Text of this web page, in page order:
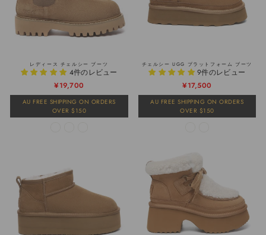
レディース チェルシー ブーツ
4件のレビュー
¥19,700
AU FREE SHIPPING ON ORDERS
OVER $150
チェルシー UGG プラットフォーム ブーツ
9件のレビュー
¥17,500
AU FREE SHIPPING ON ORDERS
OVER $150